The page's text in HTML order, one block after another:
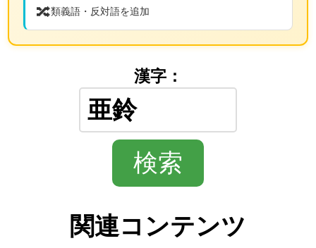
🔀類義語・反対語を追加
漢字：
関連コンテンツ